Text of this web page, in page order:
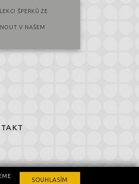
ŠPERKŮ ZE
V NAŠEM
SOUHLASÍM